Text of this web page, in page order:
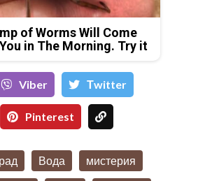
of Worms Will Come
in The Morning. Try it
Viber Тwitter
Pinterest
Вода мистерия